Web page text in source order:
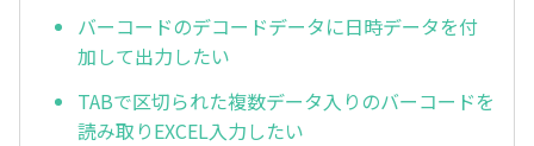
バーコードのデコードデータに日時データを付
加して出力したい
TABで区切られた複数データ入りのバーコードを
読み取りEXCEL入力したい